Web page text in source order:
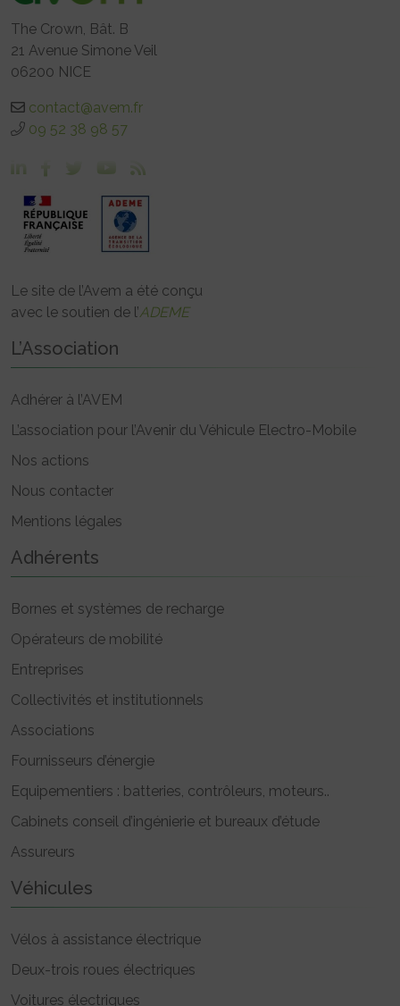
The Crown, Bât. B
21 Avenue Simone Veil
06200 NICE
contact@avem.fr
09 52 38 98 57
Le site de l’Avem a été conçu
avec le soutien de l’ADEME
L’Association
Adhérer à l’AVEM
L’association pour l’Avenir du Véhicule Electro-Mobile
Nos actions
Nous contacter
Mentions légales
Adhérents
Bornes et systèmes de recharge
Opérateurs de mobilité
Entreprises
Collectivités et institutionnels
Associations
Fournisseurs d’énergie
Equipementiers : batteries, contrôleurs, moteurs..
Cabinets conseil d’ingénierie et bureaux d’étude
Assureurs
Véhicules
Vélos à assistance électrique
Deux-trois roues électriques
Voitures électriques